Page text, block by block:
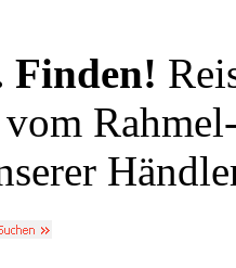
Finden!